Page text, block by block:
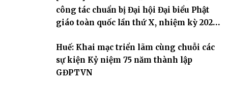
công tác chuẩn bị Đại hội Đại biểu Phật
giáo toàn quốc lần thứ X, nhiệm kỳ 2026-
Huế: Khai mạc triển lãm cùng chuỗi các
sự kiện Kỷ niệm 75 năm thành lập
GĐPTVN